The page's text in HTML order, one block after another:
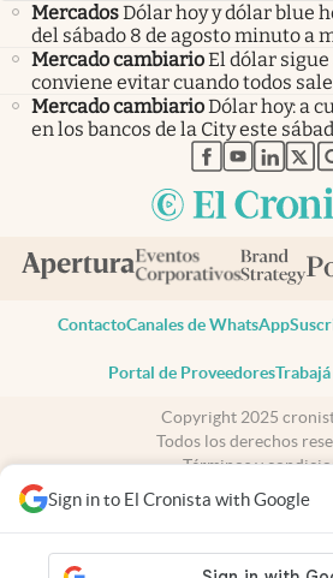
Sign in to El Cronista with Google
MercadosDólar hoy y dólar blue
del sábado 8 de agosto minuto a
Mercado cambiarioEl dólar
conviene evitar cuando todos
Mercado cambiarioDólar hoy: a
en los bancos de la City este
abre enabre en
abre
ContactoCanales de WhatsApp
Portal de Proveedores
Copyright 2025
Todos los derechos
Términos y
Privacidad
Consentimiento